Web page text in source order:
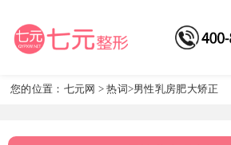
您的位置： 七元网 >热词 >男性乳房肥大矫正